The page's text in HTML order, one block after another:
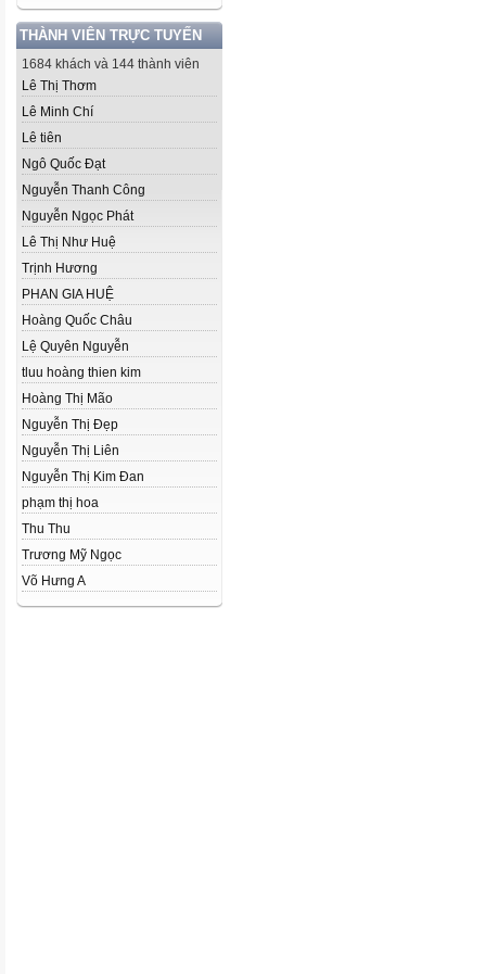
THÀNH VIÊN TRỰC TUYẾN
1684 khách và 144 thành viên
Lê Thị Thơm
Lê Minh Chí
Lê tiên
Ngô Quốc Đạt
Nguyễn Thanh Công
Nguyễn Ngọc Phát
Lê Thị Như Huệ
Trịnh Hương
PHAN GIA HUỆ
Hoàng Quốc Châu
Lệ Quyên Nguyễn
tluu hoàng thien kim
Hoàng Thị Mão
Nguyễn Thị Đẹp
Nguyễn Thị Liên
Nguyễn Thị Kim Đan
phạm thị hoa
Thu Thu
Trương Mỹ Ngọc
Võ Hưng A